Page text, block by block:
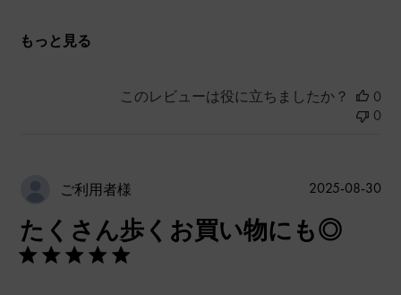
もっと見る
このレビューは役に立ちましたか？
0
0
ご利用者様
たくさん歩くお買い物にも◎
公
2025-08-30